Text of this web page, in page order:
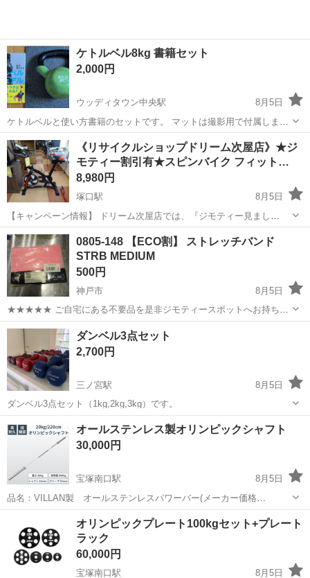
ケトルベル8kg 書籍セット
2,000円
ウッディタウン中央駅
8月5日
ケトルベルと使い方書籍のセットです。 マットは撮影用で付属しませ
ん。
兵庫 三田市 ウッディタウン中央駅
フィットネス、トレーニング
《リサイクルショップドリーム次屋店》★ジ
モティー割引有★スピンバイク フィット…
8,980円
塚口駅
8月5日
【キャンペーン情報】 ドリーム次屋店では、『ジモティー見まし
た！』とレジでこの画面を提示していただくと、ジモティー限定価格
（掲載価格から3%OFF）にてご購入いただけます！ お会計時にこち
らの商品画面をご提示ください(*^ー...
兵庫 尼崎市 フィットネス、トレーニング
ドリーム
0805-148 【ECO割】 ストレッチバンド
STRB MEDIUM
500円
神戸市
8月5日
★★★★★ ご自宅にある不要品を是非ジモティースポットへお持ち込
みしませんか？ 家電、趣味・スポーツ・レジャー用品、こども用品、
衣料服飾品、生活雑貨、家具、本、CD・DVDなどが無料でまとめて持
ち込めます！ ※詳細はこ...
兵庫 神戸市 フィットネス、トレーニング
ダンベル3点セット
2,700円
三ノ宮駅
8月5日
ダンベル3点セット（1kg,2kg,3kg）です。
兵庫 フィットネス、トレーニング
オールステンレス製オリンピックシャフト
30,000円
宝塚南口駅
8月5日
品名：VILLAN製 オールステンレスパワーバー(メーカー価格
￥62,150) サビに強いオールステンレス製のオリンピックシャフトにな
ります。 ￥2,000相当のVILLAN製内ロンカラーもおまけでお付けしま
す。 ...
宝塚南口駅 フィットネス、トレーニング
オリンピックプレート100kgセット+プレート
ラック
60,000円
宝塚南口駅
8月5日